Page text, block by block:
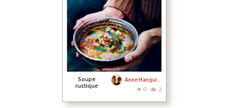
Soupe
rustique
Anne Hanquiez
0 2